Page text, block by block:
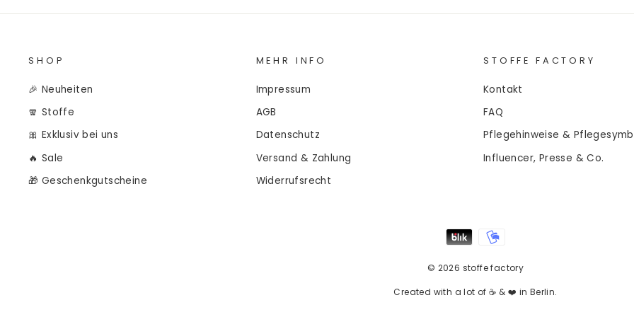
SHOP
🎉 Neuheiten
🧣 Stoffe
🎀 Exklusiv bei uns
🔥 Sale
🎁 Geschenkgutscheine
MEHR INFO
Impressum
AGB
Datenschutz
Versand & Zahlung
Widerrufsrecht
STOFFE FACTORY
Kontakt
FAQ
Pflegehinweise &
Influencer, Presse & Co.
© 2026 stoffe factory
Created with a lot of ☕ & ❤️ in Berlin.